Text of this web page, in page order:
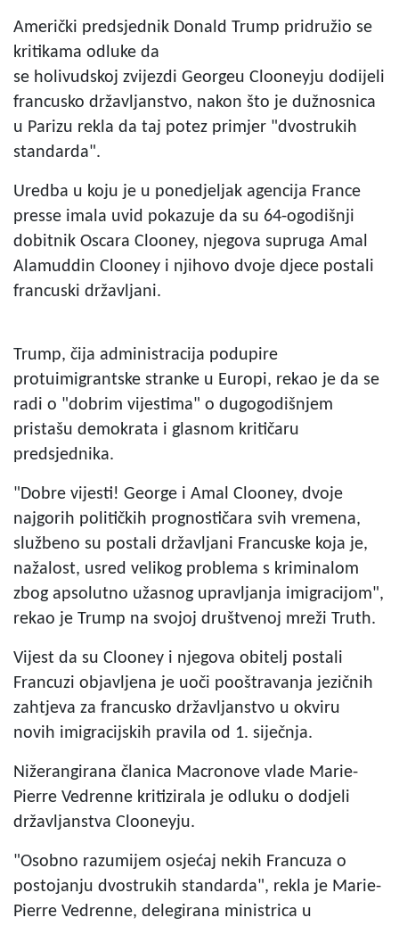
Američki predsjednik Donald Trump pridružio se
kritikama odluke da
se holivudskoj zvijezdi Georgeu Clooneyju dodijeli
francusko državljanstvo, nakon što je dužnosnica
u Parizu rekla da taj potez primjer "dvostrukih
standarda".
Uredba u koju je u ponedjeljak agencija France
presse imala uvid pokazuje da su 64-ogodišnji
dobitnik Oscara Clooney, njegova supruga Amal
Alamuddin Clooney i njihovo dvoje djece postali
francuski državljani.
Trump, čija administracija podupire
protuimigrantske stranke u Europi, rekao je da se
radi o "dobrim vijestima" o dugogodišnjem
pristašu demokrata i glasnom kritičaru
predsjednika.
"Dobre vijesti! George i Amal Clooney, dvoje
najgorih političkih prognostičara svih vremena,
službeno su postali državljani Francuske koja je,
nažalost, usred velikog problema s kriminalom
zbog apsolutno užasnog upravljanja imigracijom",
rekao je Trump na svojoj društvenoj mreži Truth.
Vijest da su Clooney i njegova obitelj postali
Francuzi objavljena je uoči pooštravanja jezičnih
zahtjeva za francusko državljanstvo u okviru
novih imigracijskih pravila od 1. siječnja.
Nižerangirana članica Macronove vlade Marie-
Pierre Vedrenne kritizirala je odluku o dodjeli
državljanstva Clooneyju.
"Osobno razumijem osjećaj nekih Francuza o
postojanju dvostrukih standarda", rekla je Marie-
Pierre Vedrenne, delegirana ministrica u